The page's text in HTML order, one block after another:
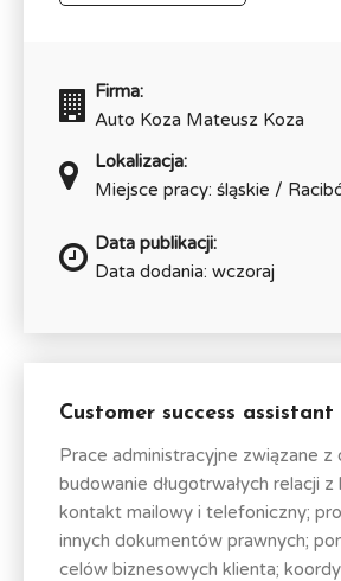
Firma:
Auto Koza Mateusz Koza
Lokalizacja:
Miejsce pracy: śląskie /
Data publikacji:
Data dodania: wczoraj
Customer success assistant
Prace administracyjne związane z
budowanie długotrwałych relacji
kontakt mailowy i telefoniczny;
innych dokumentów prawnych;
celów biznesowych klienta;